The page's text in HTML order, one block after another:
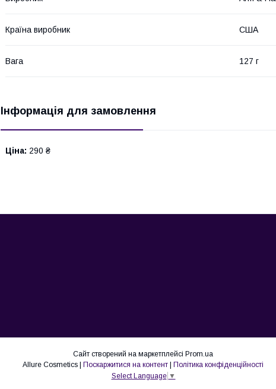
Країна виробник США
Вага 127 г
Інформація для замовлення
Ціна: 290 ₴
Сайт створений на маркетплейсі Prom.ua
Поскаржитися на контент
Політика конфіденційності
Select Language ▼